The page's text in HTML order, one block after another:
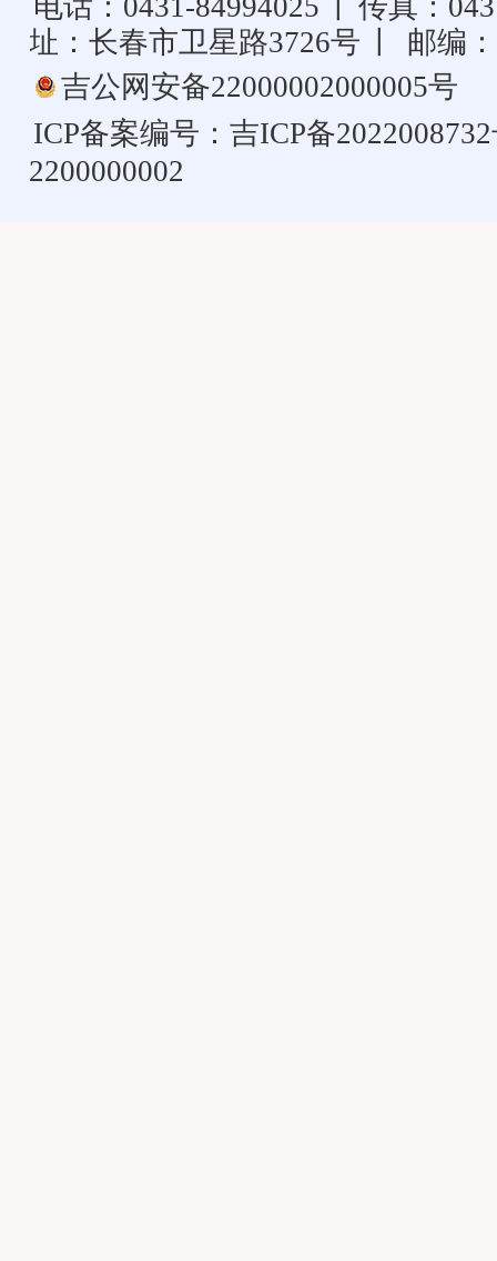
电话：0431-84994025
传真：
址：长春市卫星路3726号
邮编
吉公网安备22000002000005号
ICP备案编号：吉ICP备
2200000002